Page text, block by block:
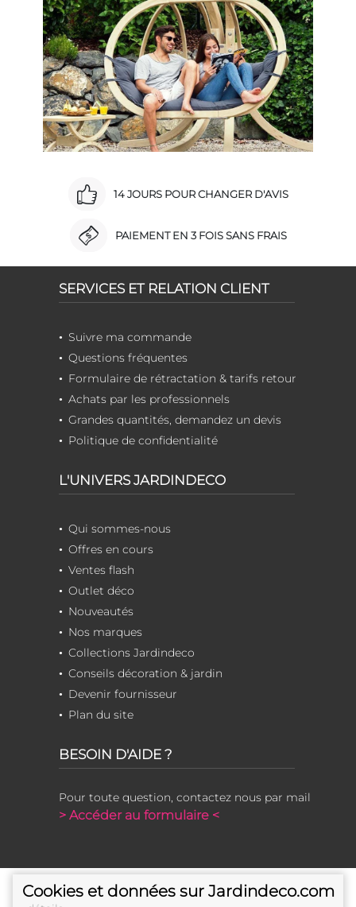
14 JOURS POUR CHANGER D'AVIS
PAIEMENT EN 3 FOIS SANS FRAIS
SERVICES ET RELATION CLIENT
Suivre ma commande
Questions fréquentes
Formulaire de rétractation & tarifs retour
Achats par les professionnels
Grandes quantités, demandez un devis
Politique de confidentialité
L'UNIVERS JARDINDECO
Qui sommes-nous
Offres en cours
Ventes flash
Outlet déco
Nouveautés
Nos marques
Collections Jardindeco
Conseils décoration & jardin
Devenir fournisseur
Plan du site
BESOIN D'AIDE ?
Pour toute question, contactez nous par mail
> Accéder au formulaire <
Cookies et données sur Jardindeco.com